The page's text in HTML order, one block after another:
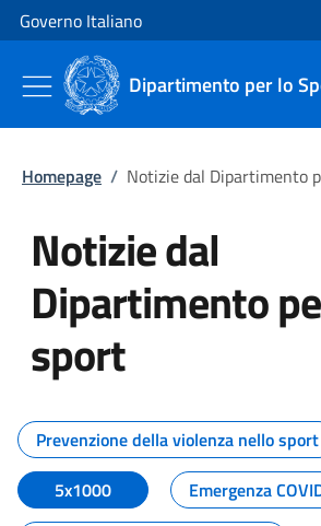
Vai al contenuto
Vai alla navigazione del sito
Governo Italiano
Dipartimento per lo
Homepage / Notizie dal Dipartimento
Notizie dal
Dipartimento
sport
Tutti i contenuti
Prevenzione della violenza nello sport
5x1000
Emergenza